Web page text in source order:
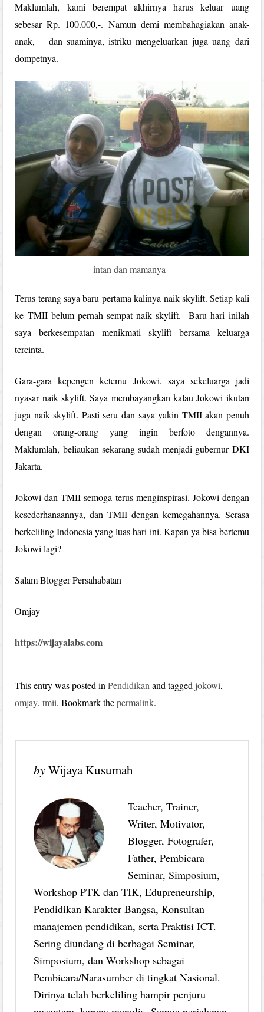
Maklumlah, kami berempat akhirnya harus keluar uang
sebesar Rp. 100.000,-. Namun demi membahagiakan anak-
anak, dan suaminya, istriku mengeluarkan juga uang dari
dompetnya.
intan dan mamanya
Terus terang saya baru pertama kalinya naik skylift. Setiap kali
ke TMII belum pernah sempat naik skylift. Baru hari inilah
saya berkesempatan menikmati skylift bersama keluarga
tercinta.
Gara-gara kepengen ketemu Jokowi, saya sekeluarga jadi
nyasar naik skylift. Saya membayangkan kalau Jokowi ikutan
juga naik skylift. Pasti seru dan saya yakin TMII akan penuh
dengan orang-orang yang ingin berfoto dengannya.
Maklumlah, beliaukan sekarang sudah menjadi gubernur DKI
Jakarta.
Jokowi dan TMII semoga terus menginspirasi. Jokowi dengan
kesederhanaannya, dan TMII dengan kemegahannya. Serasa
berkeliling Indonesia yang luas hari ini. Kapan ya bisa bertemu
Jokowi lagi?
Salam Blogger Persahabatan
Omjay
https://wijayalabs.com
This entry was posted inPendidikan and tagged jokowi,
omjay,tmii. Bookmark thepermalink.
byWijaya Kusumah
Teacher, Trainer,
Writer, Motivator,
Blogger, Fotografer,
Father, Pembicara
Seminar, Simposium,
Workshop PTK dan TIK, Edupreneurship,
Pendidikan Karakter Bangsa, Konsultan
manajemen pendidikan, serta Praktisi ICT.
Sering diundang di berbagai Seminar,
Simposium, dan Workshop sebagai
Pembicara/Narasumber di tingkat Nasional.
Dirinya telah berkeliling hampir penjuru